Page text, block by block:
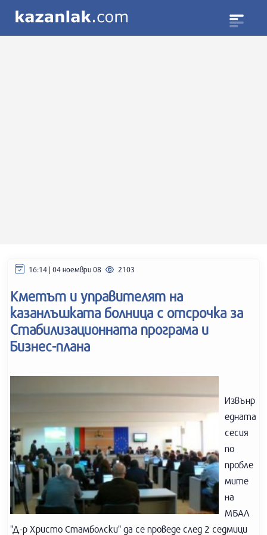
16:14 | 04 ноември 08 2103
Кметът и управителят на
казанлъшката болница с отсрочка за
Стабилизационната програма и
Бизнес-плана
Извънр
едната
сесия
по
пробле
мите
на
МБАЛ
"Д-р Христо Стамболски" да се проведе след 2 седмици